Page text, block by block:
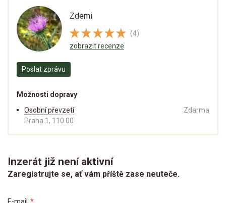
Zdemi
(4)
zobrazit recenze
Poslat zprávu
Možnosti dopravy
Osobní převzetí
Praha 1, 110 00
Zdarma
Inzerát již není aktivní
Zaregistrujte se, ať vám příště zase neuteče.